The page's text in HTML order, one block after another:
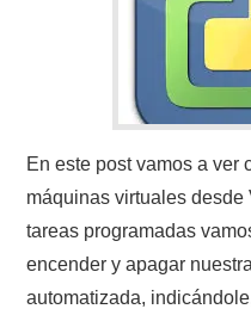
En este post vamos a ver
máquinas virtuales desde
tareas programadas
encender y apagar
automatizada,